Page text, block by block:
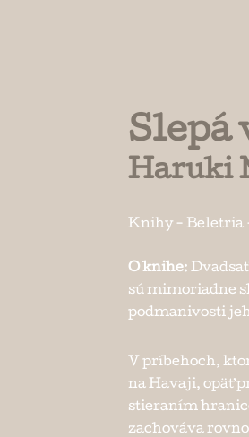
Slepá
Haruki
Knihy - Beletria
O knihe:
sú mimoriadne
podmanivosti
V príbehoch,
na Havaji, opäť
stieraním
zachováva